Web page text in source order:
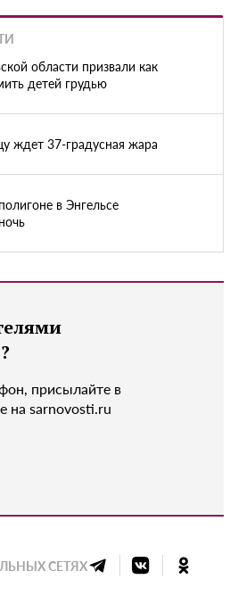
области призвали как
детей грудью
ждет 37-градусная жара
в Энгельсе
присылайте в
на sarnovosti.ru
СЕТЯХ